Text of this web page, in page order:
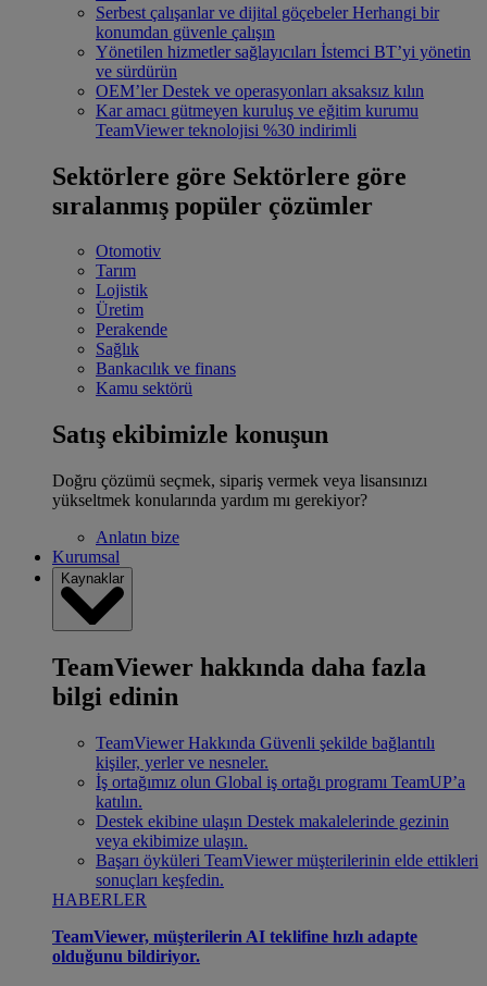
Serbest çalışanlar ve dijital göçebeler Herhangi bir
konumdan güvenle çalışın
Yönetilen hizmetler sağlayıcıları İstemci BT’yi yönetin
ve sürdürün
OEM’ler Destek ve operasyonları aksaksız kılın
Kar amacı gütmeyen kuruluş ve eğitim kurumu
TeamViewer teknolojisi %30 indirimli
Sektörlere göre Sektörlere göre
sıralanmış popüler çözümler
Otomotiv
Tarım
Lojistik
Üretim
Perakende
Sağlık
Bankacılık ve finans
Kamu sektörü
Satış ekibimizle konuşun
Doğru çözümü seçmek, sipariş vermek veya lisansınızı
yükseltmek konularında yardım mı gerekiyor?
Anlatın bize
Kurumsal
Kaynaklar
TeamViewer hakkında daha fazla
bilgi edinin
TeamViewer Hakkında Güvenli şekilde bağlantılı
kişiler, yerler ve nesneler.
İş ortağımız olun Global iş ortağı programı TeamUP’a
katılın.
Destek ekibine ulaşın Destek makalelerinde gezinin
veya ekibimize ulaşın.
Başarı öyküleri TeamViewer müşterilerinin elde ettikleri
sonuçları keşfedin.
HABERLER
TeamViewer, müşterilerin AI teklifine hızlı adapte
olduğunu bildiriyor.